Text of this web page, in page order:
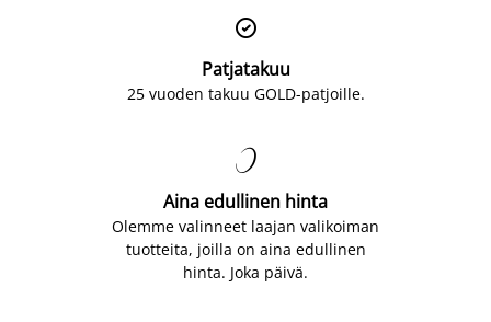

Patjatakuu
25 vuoden takuu GOLD-patjoille.

Aina edullinen hinta
Olemme valinneet laajan valikoiman
tuotteita, joilla on aina edullinen
hinta. Joka päivä.